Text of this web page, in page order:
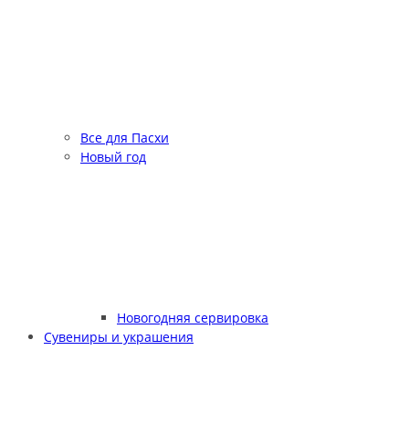
Все для Пасхи
Новый год
Новогодняя сервировка
Сувениры и украшения